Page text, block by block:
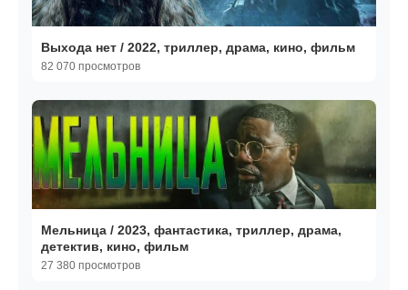
Выхода нет / 2022, триллер, драма, кино, фильм
82 070 просмотров
Мельница / 2023, фантастика, триллер, драма,
детектив, кино, фильм
27 380 просмотров